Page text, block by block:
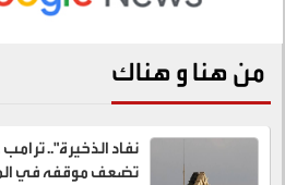
من هنا و هناك
نفاد الذخيرة"..
تضعف موقفه في